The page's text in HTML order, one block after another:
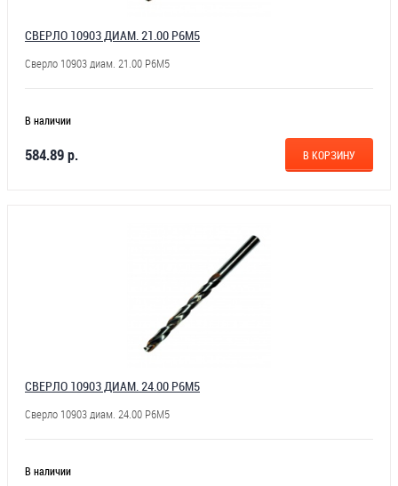
СВЕРЛО 10903 ДИАМ. 21.00 Р6М5
Сверло 10903 диам. 21.00 Р6М5
В наличии
584.89 р. В КОРЗИНУ
СВЕРЛО 10903 ДИАМ. 24.00 Р6М5
Сверло 10903 диам. 24.00 Р6М5
В наличии